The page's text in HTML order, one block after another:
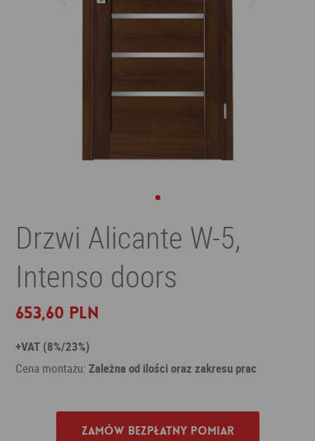
Drzwi Alicante W-5,
Intenso doors
653,60 PLN
+VAT (8%/23%)
Cena montażu:Zależna od ilości oraz zakresu prac
Zamów bezpłatny pomiar